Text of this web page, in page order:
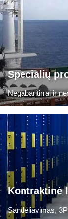
Specialių
Negabaritiniai ir
Kontraktinė
Sandėliavimas,